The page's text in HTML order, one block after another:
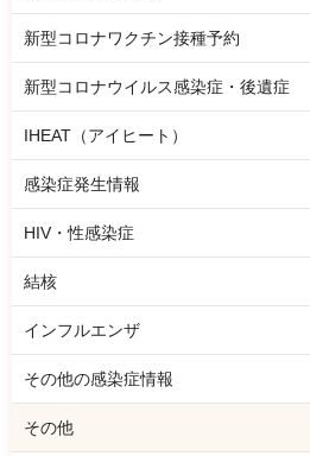
新型コロナワクチン接種予約
新型コロナウイルス感染症・後遺症
IHEAT（アイヒート）
感染症発生情報
HIV・性感染症
結核
インフルエンザ
その他の感染症情報
その他